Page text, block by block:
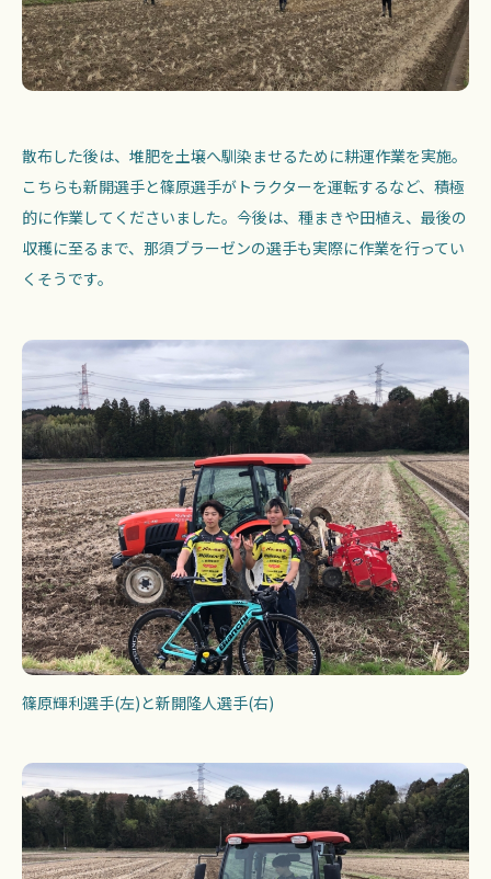
散布した後は、堆肥を土壌へ馴染ませるために耕運作業を実施。
こちらも新開選手と篠原選手がトラクターを運転するなど、積極
的に作業してくださいました。今後は、種まきや田植え、最後の
収穫に至るまで、那須ブラーゼンの選手も実際に作業を行ってい
くそうです。
篠原輝利選手(左)と新開隆人選手(右)